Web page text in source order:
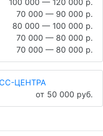
100 000 — 120 000 р.
70 000 — 90 000 р.
80 000 — 100 000 р.
70 000 — 80 000 р.
70 000 — 80 000 р.
ЦЕНТРА
от 50 000 руб.